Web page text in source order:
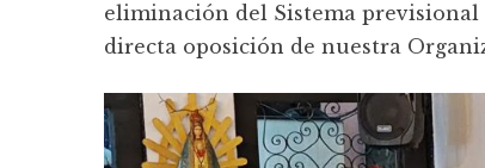
eliminación del Sistema
directa oposición de nuestra